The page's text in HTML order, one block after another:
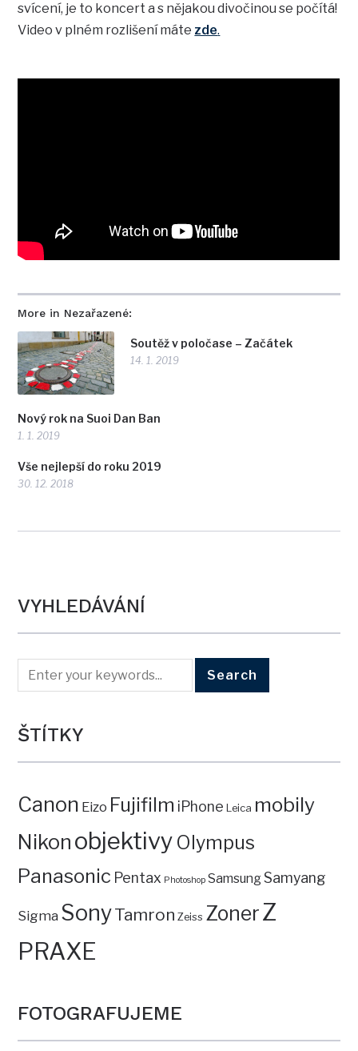
More in Nezařazené:
Soutěž v poločase – Začátek
14. 1. 2019
Nový rok na Suoi Dan Ban
1. 1. 2019
Vše nejlepší do roku 2019
30. 12. 2018
svícení, je to koncert a s nějakou divočinou se počítá!
Video v plném rozlišení máte zde.
VYHLEDÁVÁNÍ
ŠTÍTKY
Canon Eizo Fujifilm iPhone Leica mobily
Nikon objektivy Olympus
Panasonic Pentax Photoshop SamsungSamyang
Sigma SonyTamron Zeiss ZonerZ
PRAXE
FOTOGRAFUJEME